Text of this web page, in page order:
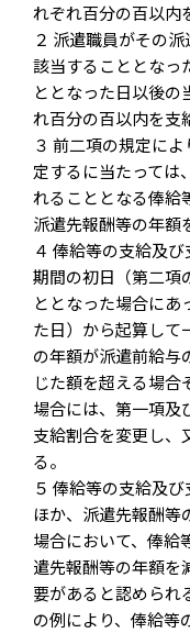
れぞれ百分の百以内
２ 派遣職員がその
該当することとなっ
ととなった日以後
れ百分の百以内を支
３ 前二項の規定に
定するに当たっては
れることとなる俸給
派遣先報酬等の年額
４ 俸給等の支給及
期間の初日（第二項
ととなった場合にあ
た日）から起算して
の年額が派遣前給与
じた額を超える場合
場合には、第一項及
支給割合を変更し、
る。
５ 俸給等の支給及
ほか、派遣先報酬等
場合において、俸給
遣先報酬等の年額を
要があると認められ
の例により、俸給等